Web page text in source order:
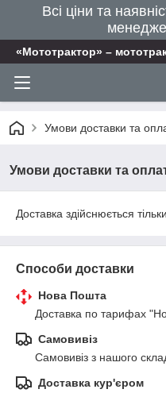
Всі ціни та
«Мототрактор» –
Умови доставки та
Умови доставки та
Доставка здійснюється
Способи доставки
Нова Пошта
Доставка по тарифах
Самовивіз
Самовивіз з нашого
Доставка кур'єром